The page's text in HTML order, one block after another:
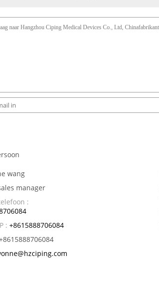
wang
manager
:
: +8615888706084